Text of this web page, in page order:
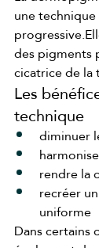
une
des pigments
cicatrice de la
Les
technique
diminuer
rendre la
recréer
uniforme
Dans certains